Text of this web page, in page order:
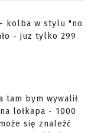
kolba w stylu "no
- juz tylko 299
tam bym wywalił
lołkapa - 1000
się znaleźć